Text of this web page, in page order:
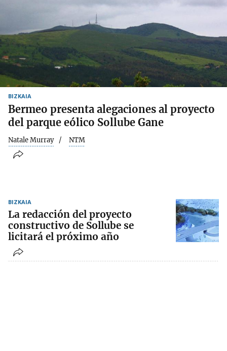
BIZKAIA
Bermeo presenta alegaciones al proyecto
del parque eólico Sollube Gane
Natale Murray NTM
BIZKAIA
La redacción del proyecto
constructivo de Sollube se
licitará el próximo año